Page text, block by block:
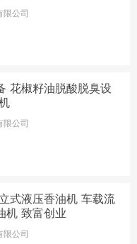
限公司
花椒籽油脱酸脱臭设
限公司
式液压香油机 车载流
机 致富创业
限公司